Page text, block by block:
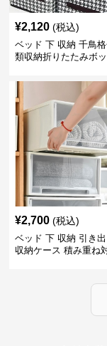
¥2,120 (税込)
ベッド 下 収納 千鳥
類収納折りたたみボ
¥2,700 (税込)
ベッド 下 収納 引き
収納ケース 積み重ね